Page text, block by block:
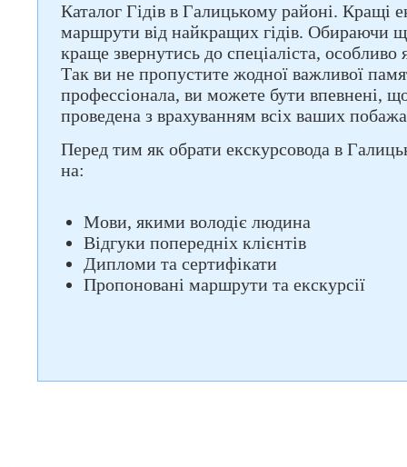
Каталог Гідів в Галицькому районі. Кращі
маршрути від найкращих гідів. Обираючи
краще звернутись до спеціаліста,
Так ви не пропустите жодної важливої
профессіонала, ви можете бути впевнені,
проведена з врахуванням всіх ваших
Перед тим як обрати екскурсовода в
на:
Мови, якими володіє людина
Відгуки попередніх клієнтів
Дипломи та сертифікати
Пропоновані маршрути та екскурсії